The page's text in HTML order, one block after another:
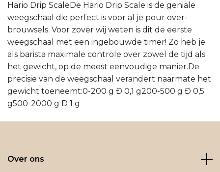
Hario Drip ScaleDe Hario Drip Scale is de geniale
weegschaal die perfect is voor al je pour over-
brouwsels. Voor zover wij weten is dit de eerste
weegschaal met een ingebouwde timer! Zo heb je
als barista maximale controle over zowel de tijd als
het gewicht, op de meest eenvoudige manier.De
precisie van de weegschaal verandert naarmate het
gewicht toeneemt:0-200 g Ð 0,1 g200-500 g Ð 0,5
g500-2000 g Ð 1 g
Over ons